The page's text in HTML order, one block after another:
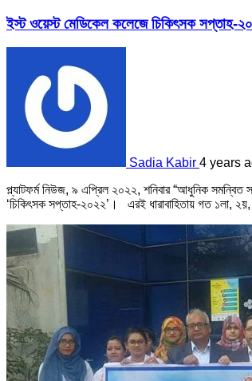
ইস্ট ওয়েস্ট মেডিকেল কলেজে চিকিৎসক সপ্তাহ-
Sadia Kabir 4 years
প্ল্যাটফর্ম নিউজ, ৯ এপ্রিল ২০২২, শনিবার “আধুনিক সমন্বিত
‘চিকিৎসক সপ্তাহ-২০২২’। এরই ধারাবাহিতায় গত ১লা,